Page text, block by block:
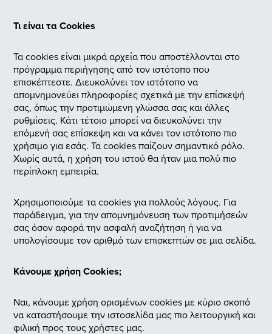
Τι είναι τα Cookies
Τα cookies είναι μικρά αρχεία που αποστέλλονται στο
πρόγραμμα περιήγησης από τον ιστότοπο που
επισκέπτεστε. Διευκολύνει τον ιστότοπο να
απομνημονεύει πληροφορίες σχετικά με την επίσκεψή
σας, όπως την προτιμώμενη γλώσσα σας και άλλες
ρυθμίσεις. Κάτι τέτοιο μπορεί να διευκολύνει την
επόμενή σας επίσκεψη και να κάνει τον ιστότοπο πιο
χρήσιμο για εσάς. Τα cookies παίζουν σημαντικό ρόλο.
Χωρίς αυτά, η χρήση του ιστού θα ήταν μια πολύ πιο
περίπλοκη εμπειρία.
Χρησιμοποιούμε τα cookies για πολλούς λόγους. Για
παράδειγμα, για την απομνημόνευση των προτιμήσεών
σας όσον αφορά την ασφαλή αναζήτηση ή για να
υπολογίσουμε τον αριθμό των επισκεπτών σε μια σελίδα.
Κάνουμε χρήση Cookies;
Ναι, κάνουμε χρήση ορισμένων cookies με κύριο σκοπό
να καταστήσουμε την ιστοσελίδα μας πιο λειτουργική και
φιλική προς τους χρήστες μας.